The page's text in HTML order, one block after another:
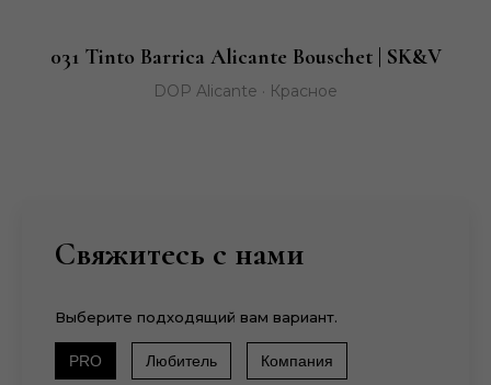
031 Tinto Barrica Alicante Bouschet | SK&V
DOP Alicante · Красное
Свяжитесь с нами
Выберите подходящий вам вариант.
PRO Любитель Компания